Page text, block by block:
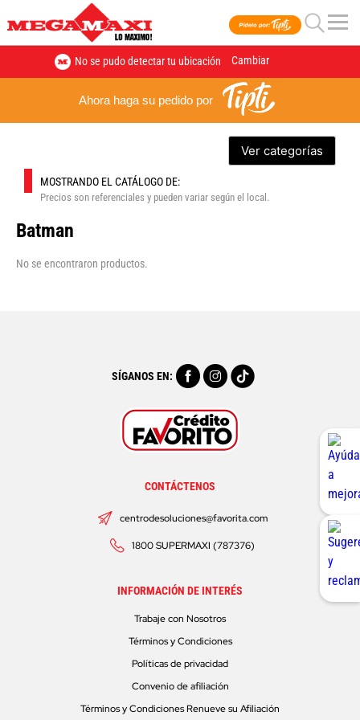
No se pudo detectar tu ubicación Cambiar
Ahora haga su pedido por
Ver categorías
MOSTRANDO EL CATÁLOGO DE:
Precios son referenciales y pueden variar según el local.
Batman
No se encontraron productos.
SÍGANOS EN:
CONTÁCTENOS
centrodesoluciones@favorita.com
1800 SUPERMAXI (787376)
INFORMACIÓN DE INTERÉS
Trabaje con Nosotros
Términos y Condiciones
Políticas de privacidad
Convenio de afiliación
Términos y Condiciones Renueve su Afiliación